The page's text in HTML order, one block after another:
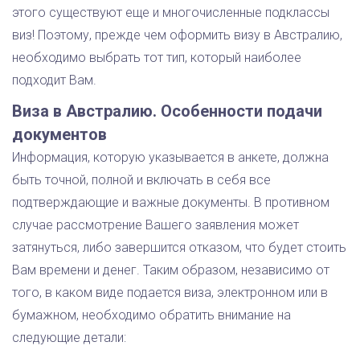
этого существуют еще и многочисленные подклассы
виз! Поэтому, прежде чем оформить визу в Австралию,
необходимо выбрать тот тип, который наиболее
подходит Вам.
Виза в Австралию. Особенности подачи
документов
Информация, которую указывается в анкете, должна
быть точной, полной и включать в себя все
подтверждающие и важные документы. В противном
случае рассмотрение Вашего заявления может
затянуться, либо завершится отказом, что будет стоить
Вам времени и денег. Таким образом, независимо от
того, в каком виде подается виза, электронном или в
бумажном, необходимо обратить внимание на
следующие детали: